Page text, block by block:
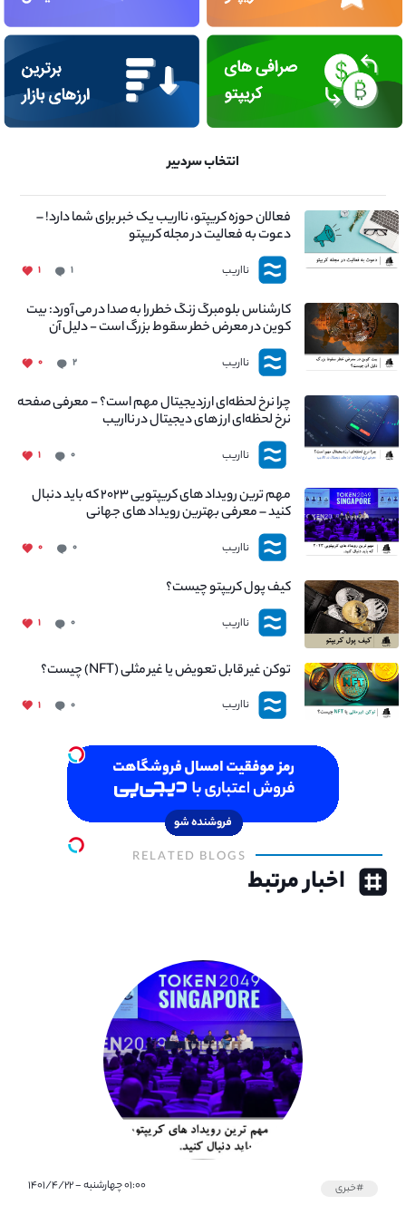
انتخاب سردبیر
فعالان حوزه کریپتو، نااریب یک خبر برای شما دارد! –
دعوت به فعالیت در مجله کریپتو
نااریب ۱ ۱
کارشناس بلومبرگ زنگ خطر را به صدا در می آورد: بیت
کوین در معرض خطر سقوط بزرگ است - دلیل آن
چیست؟
نااریب ۲ ۰
چرا نرخ لحظه‌ای ارزدیجیتال مهم است؟ - معرفی صفحه
نرخ لحظه‌ای ارز های دیجیتال در نااریب
نااریب ۰ ۱
مهم ترین رویداد های کریپتویی ۲۰۲۳ که باید دنبال
کنید – معرفی بهترین رویداد های جهانی
نااریب ۰ ۰
کیف پول کریپتو چیست؟
نااریب ۰ ۱
توکن غیر قابل تعویض یا غیر مثلی (NFT) چیست؟
نااریب ۰ ۱
RELATED BLOGS
اخبار مرتبط
#خبری ۰۱:۰۰ چهارشنبه - ۱۴۰۱/۴/۲۲